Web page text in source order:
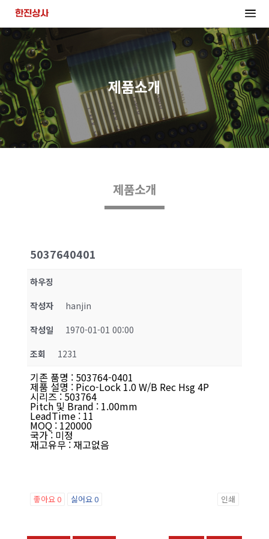
제품소개
제품소개
5037640401
하우징
작성자
hanjin
작성일
1970-01-01 00:00
조회
1231
기존 품명 : 503764-0401
제품 설명 : Pico-Lock 1.0 W/B Rec Hsg 4P
시리즈:503764
Pitch 및 Brand : 1.00mm
LeadTime: 11
MOQ: 120000
국가: 미정
재고유무:재고없음
좋아요0 싫어요0 인쇄